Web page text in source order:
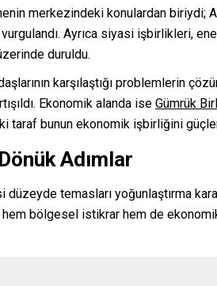
merkezindeki konulardan biriydi;
Ayrıca siyasi işbirlikleri,
duruldu.
karşılaştığı problemlerin
Ekonomik alanda ise Gümrük
taraf bunun ekonomik işbirliğini
Adımlar
temasları yoğunlaştırma
hem bölgesel istikrar hem de